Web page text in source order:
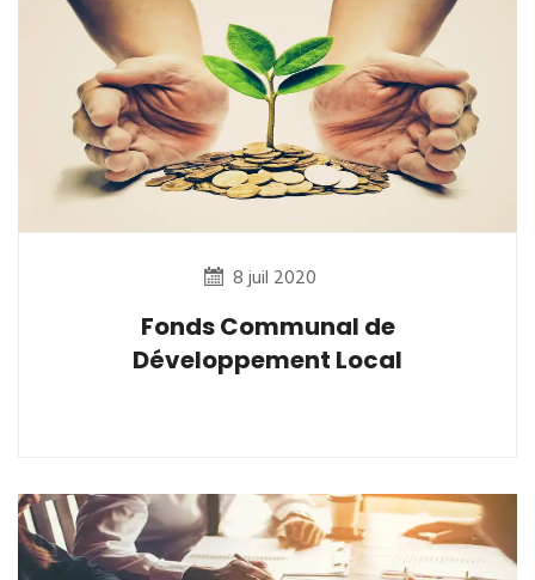
8 juil 2020
Fonds Communal de
Développement Local